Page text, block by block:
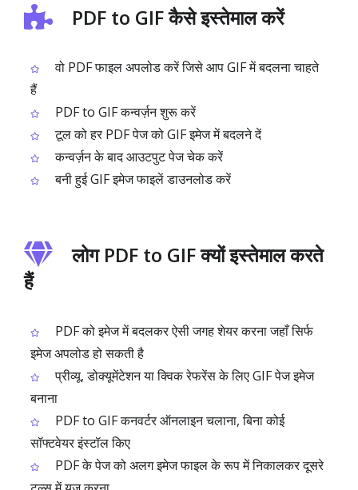
PDF to GIF कैसे इस्तेमाल करें
वो PDF फाइल अपलोड करें जिसे आप GIF में बदलना चाहते
हैं
PDF to GIF कन्वर्ज़न शुरू करें
टूल को हर PDF पेज को GIF इमेज में बदलने दें
कन्वर्ज़न के बाद आउटपुट पेज चेक करें
बनी हुई GIF इमेज फाइलें डाउनलोड करें
लोग PDF to GIF क्यों इस्तेमाल करते
हैं
PDF को इमेज में बदलकर ऐसी जगह शेयर करना जहाँ सिर्फ
इमेज अपलोड हो सकती है
प्रीव्यू, डोक्यूमेंटेशन या क्विक रेफरेंस के लिए GIF पेज इमेज
बनाना
PDF to GIF कनवर्टर ऑनलाइन चलाना, बिना कोई
सॉफ्टवेयर इंस्टॉल किए
PDF के पेज को अलग इमेज फाइल के रूप में निकालकर दूसरे